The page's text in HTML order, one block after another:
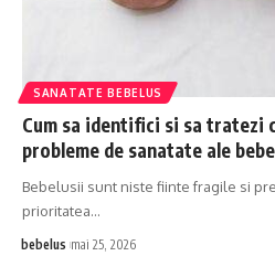
SANATATE BEBELUS
Cum sa identifici si sa tratezi
probleme de sanatate ale
Bebelusii sunt niste fiinte fragile si
prioritatea…
bebelus mai 25, 2026